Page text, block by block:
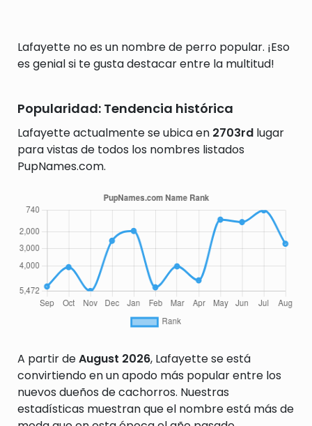
Lafayette no es un nombre de perro popular. ¡Eso
es genial si te gusta destacar entre la multitud!
Popularidad: Tendencia histórica
Lafayette actualmente se ubica en 2703rd lugar
para vistas de todos los nombres listados
PupNames.com.
A partir deAugust 2026, Lafayette se está
convirtiendo en un apodo más popular entre los
nuevos dueños de cachorros. Nuestras
estadísticas muestran que el nombre está más de